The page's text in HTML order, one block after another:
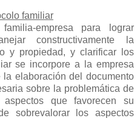
familiar
empresa para lograr
constructivamente la
y propiedad, y clarificar los
se incorpore a la empresa
elaboración del documento
sobre la problemática de
que favorecen su
sobrevalorar los aspectos